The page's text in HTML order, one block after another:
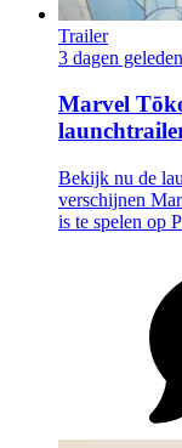
Trailer
3 dagen geleden
Marvel
Bekijk nu de
verschijnen
is te spelen op